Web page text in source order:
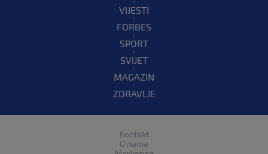
VIJESTI
FORBES
SPORT
SVIJET
MAGAZIN
ZDRAVLJE
Kontakt
O nama